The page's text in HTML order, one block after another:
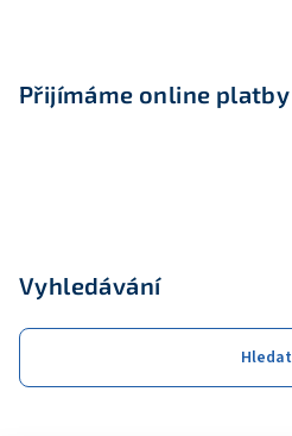
Přijímáme online platby
Vyhledávání
Hledat